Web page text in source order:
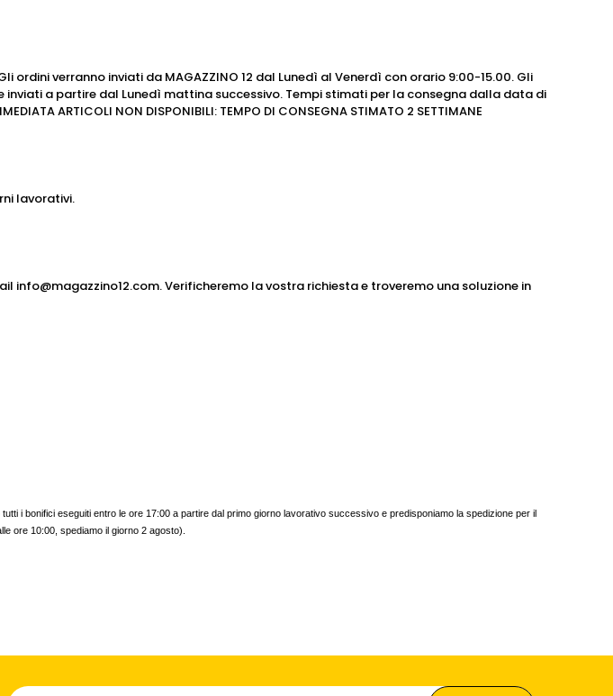
verranno inviati da MAGAZZINO 12 dal Lunedì al Venerdì con orario 9:00-15.00. Gli
a partire dal Lunedì mattina successivo. Tempi stimati per la consegna dalla data di
ARTICOLI NON DISPONIBILI: TEMPO DI CONSEGNA STIMATO 2 SETTIMANE
lavorativi.
Verificheremo la vostra richiesta e troveremo una soluzione in
i bonifici eseguiti entro le ore 17:00 a partire dal primo giorno lavorativo successivo e predisponiamo la spedizione per il
ore 10:00, spediamo il giorno 2 agosto).